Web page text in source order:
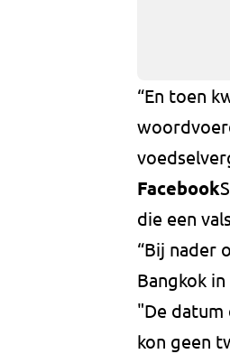
“En toen
Facebook
die een
“Bij nader
Bangkok
"De
kon geen